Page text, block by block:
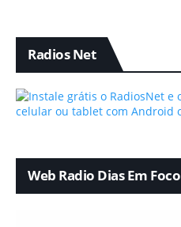
Radios Net
Web Radio Dias Em Foco